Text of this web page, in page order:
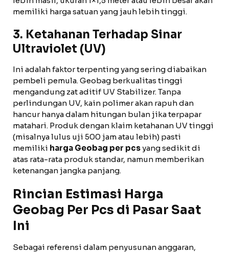
memiliki harga satuan yang jauh lebih tinggi.
3. Ketahanan Terhadap Sinar
Ultraviolet (UV)
Ini adalah faktor terpenting yang sering diabaikan
pembeli pemula. Geobag berkualitas tinggi
mengandung zat aditif UV Stabilizer. Tanpa
perlindungan UV, kain polimer akan rapuh dan
hancur hanya dalam hitungan bulan jika terpapar
matahari. Produk dengan klaim ketahanan UV tinggi
(misalnya lulus uji 500 jam atau lebih) pasti
memiliki harga Geobag per pcsyang sedikit di
atas rata-rata produk standar, namun memberikan
ketenangan jangka panjang.
Rincian Estimasi Harga
Geobag Per Pcs di Pasar Saat
Ini
Sebagai referensi dalam penyusunan anggaran,